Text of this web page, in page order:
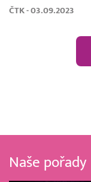
ČTK - 03.09.2023
Naše pořady